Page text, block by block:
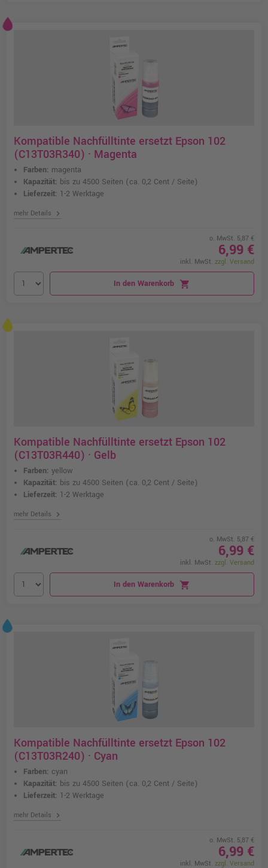
Kompatible Nachfülltinte ersetzt Epson 102
(C13T03R340) · Magenta
Farben: magenta
Kapazität: bis zu 4500 Seiten (ca. 0,2 Cent / Seite)
Lieferzeit: 1-2 Werktage
mehr Details chevron_right
o. MwSt. 5,87 €
6,99 €
inkl. MwSt. zzgl. Versand
In den Warenkorb shopping_cart
Kompatible Nachfülltinte ersetzt Epson 102
(C13T03R440) · Gelb
Farben: yellow
Kapazität: bis zu 4500 Seiten (ca. 0,2 Cent / Seite)
Lieferzeit: 1-2 Werktage
mehr Details chevron_right
o. MwSt. 5,87 €
6,99 €
inkl. MwSt. zzgl. Versand
In den Warenkorb shopping_cart
Kompatible Nachfülltinte ersetzt Epson 102
(C13T03R240) · Cyan
Farben: cyan
Kapazität: bis zu 4500 Seiten (ca. 0,2 Cent / Seite)
Lieferzeit: 1-2 Werktage
mehr Details chevron_right
o. MwSt. 5,87 €
6,99 €
inkl. MwSt. zzgl. Versand